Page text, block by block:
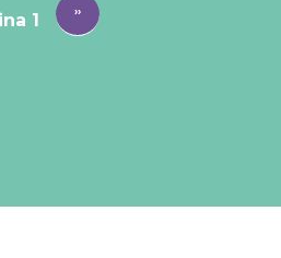
1 Volgende
››